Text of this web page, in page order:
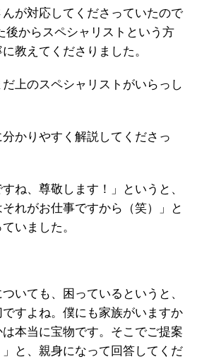
が対応してくださっていたので
後からスペシャリストという方
教えてくださりました。
上のスペシャリストがいらっし
かりやすく解説してくださっ
ね、尊敬します！」というと、
それがお仕事ですから（笑）」と
いました。
いても、困っているというと、
ですよね。僕にも家族がいますか
本当に宝物です。そこでご提案
と、親身になって回答してくだ